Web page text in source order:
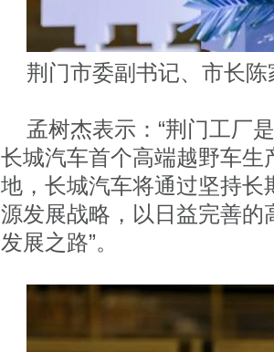
荆门市委副书记、市长陈
孟树杰表示：“荆门工厂
长城汽车首个高端越野车
地，长城汽车将通过坚持
源发展战略，以日益完善
发展之路”。